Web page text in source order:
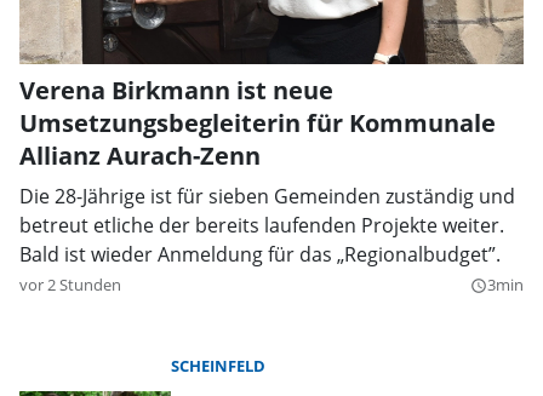
Verena Birkmann ist neue
Umsetzungsbegleiterin für Kommunale
Allianz Aurach-Zenn
Die 28-Jährige ist für sieben Gemeinden zuständig und
betreut etliche der bereits laufenden Projekte weiter.
Bald ist wieder Anmeldung für das „Regionalbudget”.
vor 2 Stunden query_builder3min
SCHEINFELD